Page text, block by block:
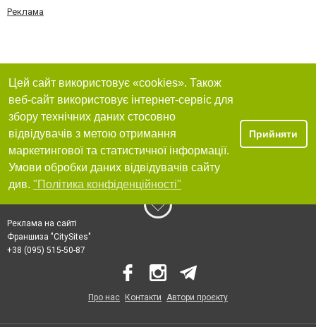
Реклама
Цей сайт використовує «cookies». Також
веб-сайт використовує інтернет-сервіс для
збору технічних даних стосовно
відвідувачів з метою отримання
маркетингової та статистичної інформації.
Умови обробки даних відвідувачів сайту
див. "Політика конфіденційності"
Прийняти
Реклама на сайті
Франшиза "CitySites"
+38 (095) 515-50-87
Про нас Контакти Автори проєкту